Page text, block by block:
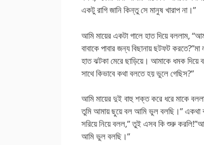
একটু রাগি জানি কিন্তু সে মানুষ খারাপ না।”
আমি মায়ের একটা গালে হাত দিয়ে বললাম,
বাবাকে পাবার জন্য বিছানায় ছটফট
হাত ঝটকা মেরে ছাড়িয়ে। আমাকে ধমক
সাথে কিভাবে কথা বলতে হয় ভুলে গেছিস?”
আমি মায়ের দুই বাহু শক্ত করে ধরে মাকে
তুমি আমায় ছুয়ে বল আমি ভুল বলছি।” একথা
সরিয়ে নিয়ে বলল,” তুই এসব কি শুরু
আমি ভুল বলছি।”